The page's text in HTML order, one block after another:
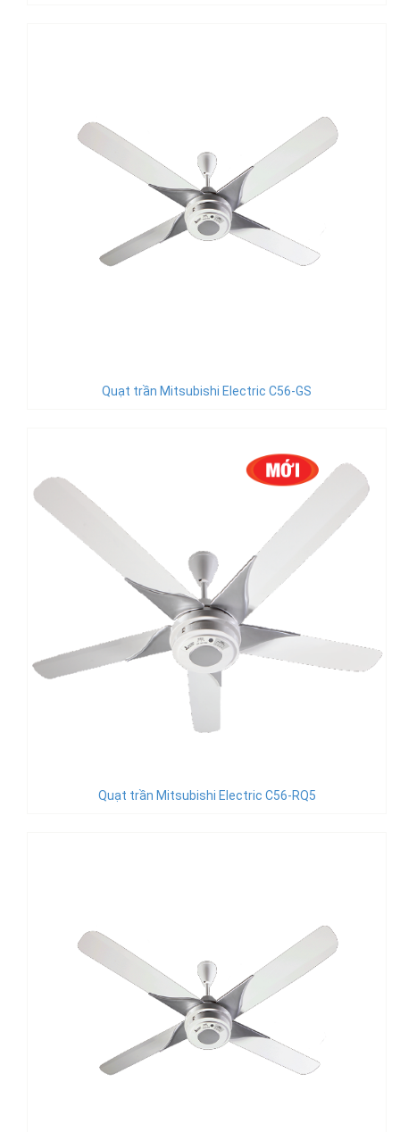
Quạt trần Mitsubishi Electric C56-GS
Quạt trần Mitsubishi Electric C56-RQ5